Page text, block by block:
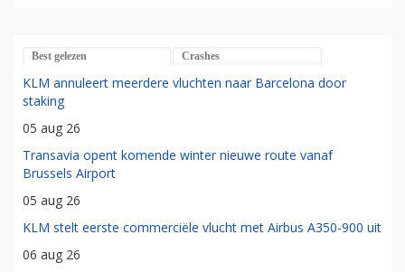
Best gelezen Crashes
KLM annuleert meerdere vluchten naar Barcelona door
staking
05 aug 26
Transavia opent komende winter nieuwe route vanaf
Brussels Airport
05 aug 26
KLM stelt eerste commerciële vlucht met Airbus A350-900 uit
06 aug 26